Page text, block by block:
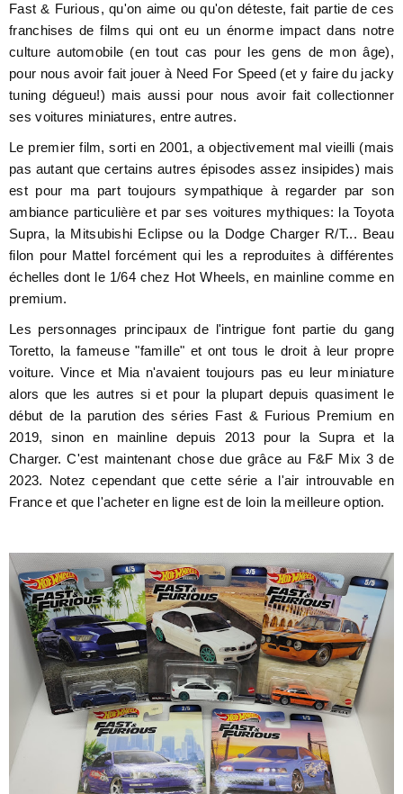
Fast & Furious, qu'on aime ou qu'on déteste, fait partie de ces
franchises de films qui ont eu un énorme impact dans notre
culture automobile (en tout cas pour les gens de mon âge),
pour nous avoir fait jouer à Need For Speed (et y faire du jacky
tuning dégueu!) mais aussi pour nous avoir fait collectionner
ses voitures miniatures, entre autres.
Le premier film, sorti en 2001, a objectivement mal vieilli (mais
pas autant que certains autres épisodes assez insipides) mais
est pour ma part toujours sympathique à regarder par son
ambiance particulière et par ses voitures mythiques: la Toyota
Supra, la Mitsubishi Eclipse ou la Dodge Charger R/T... Beau
filon pour Mattel forcément qui les a reproduites à différentes
échelles dont le 1/64 chez Hot Wheels, en mainline comme en
premium.
Les personnages principaux de l'intrigue font partie du gang
Toretto, la fameuse "famille" et ont tous le droit à leur propre
voiture. Vince et Mia n'avaient toujours pas eu leur miniature
alors que les autres si et pour la plupart depuis quasiment le
début de la parution des séries Fast & Furious Premium en
2019, sinon en mainline depuis 2013 pour la Supra et la
Charger. C'est maintenant chose due grâce au F&F Mix 3 de
2023. Notez cependant que cette série a l'air introuvable en
France et que l'acheter en ligne est de loin la meilleure option.